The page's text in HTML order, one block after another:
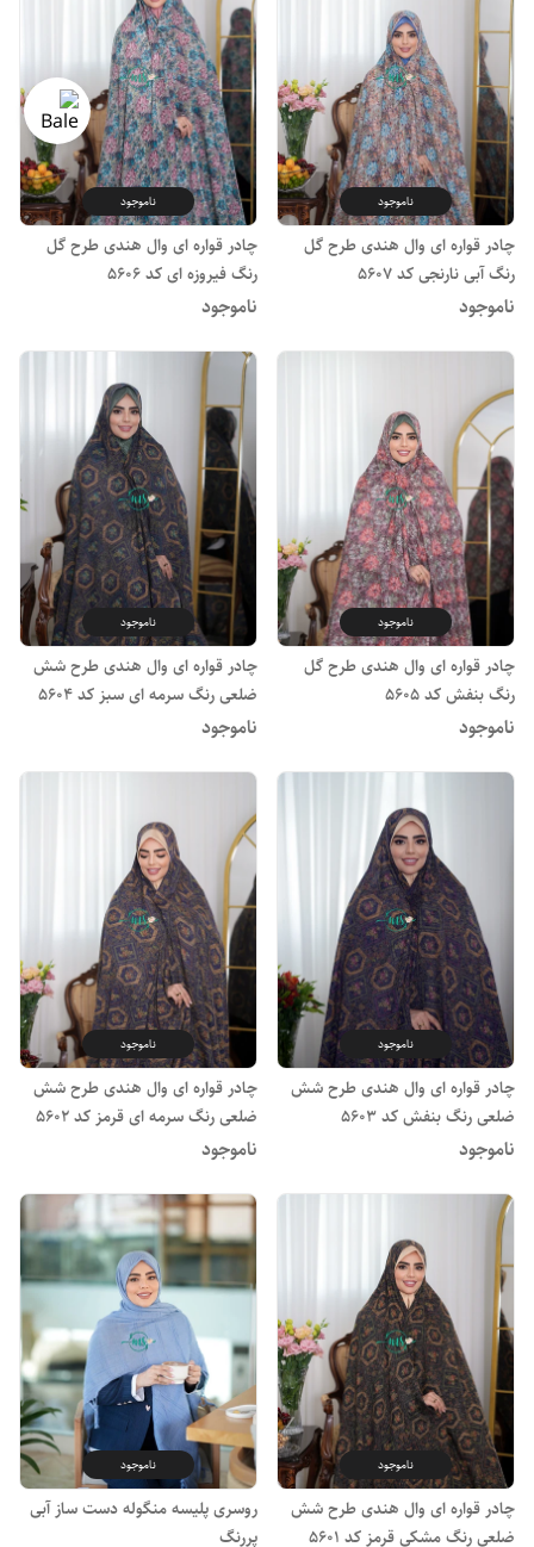
ناموجود
چادر قواره ای وال هندی طرح گل
رنگ آبی نارنجی کد 5607
ناموجود
ناموجود
چادر قواره ای وال هندی طرح گل
رنگ فیروزه ای کد 5606
ناموجود
ناموجود
چادر قواره ای وال هندی طرح گل
رنگ بنفش کد 5605
ناموجود
ناموجود
چادر قواره ای وال هندی طرح شش
ضلعی رنگ سرمه ای سبز کد 5604
ناموجود
ناموجود
چادر قواره ای وال هندی طرح شش
ضلعی رنگ بنفش کد 5603
ناموجود
ناموجود
چادر قواره ای وال هندی طرح شش
ضلعی رنگ سرمه ای قرمز کد 5602
ناموجود
ناموجود
چادر قواره ای وال هندی طرح شش
ضلعی رنگ مشکی قرمز کد 5601
ناموجود
روسری پلیسه منگوله دست ساز آبی
پررنگ